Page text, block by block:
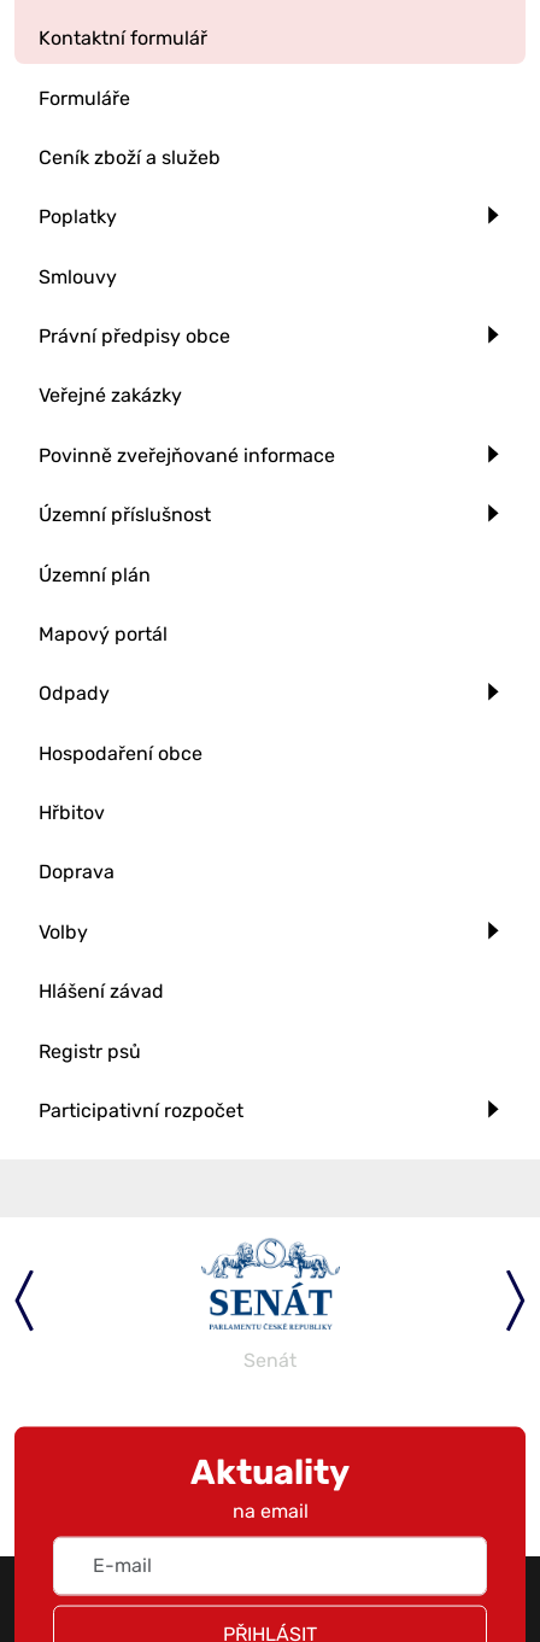
Kontaktní formulář
Formuláře
Ceník zboží a služeb
Poplatky
Smlouvy
Právní předpisy obce
Veřejné zakázky
Povinně zveřejňované informace
Územní příslušnost
Územní plán
Mapový portál
Odpady
Hospodaření obce
Hřbitov
Doprava
Volby
Hlášení závad
Registr psů
Participativní rozpočet
Senát
Aktuality
na email
PŘIHLÁSIT